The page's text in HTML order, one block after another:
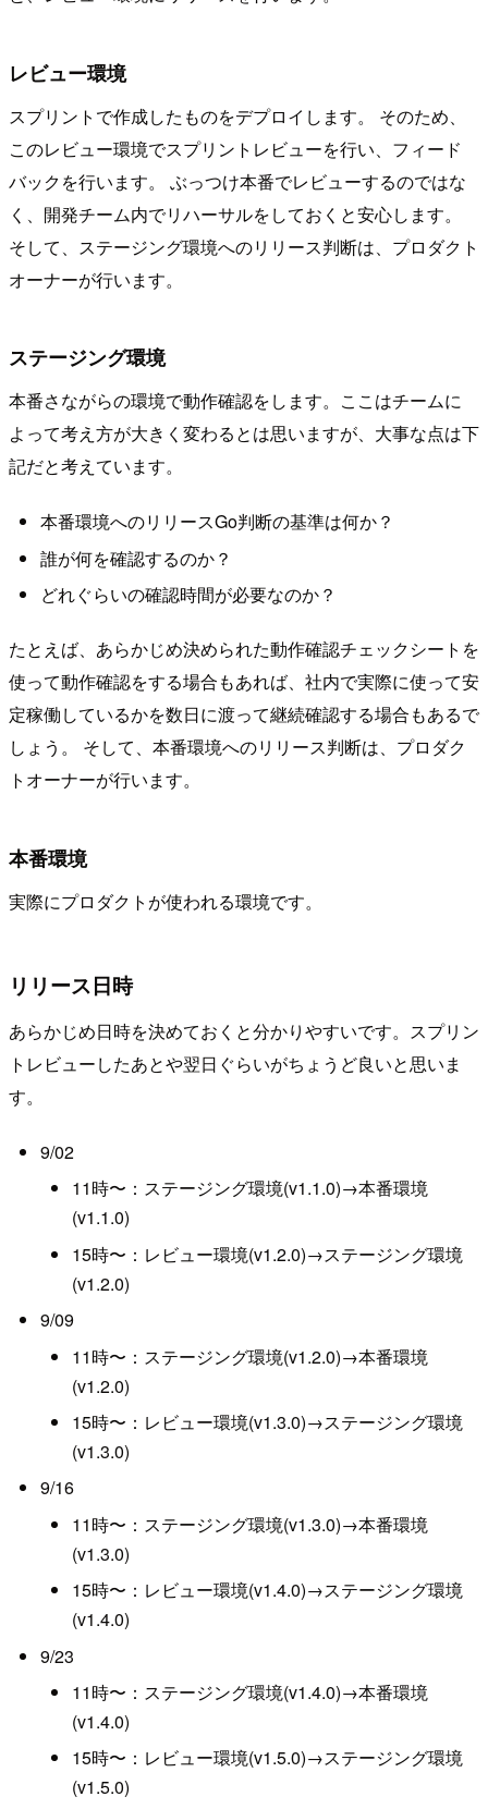
レビュー環境
スプリントで作成したものをデプロイします。 そのため、
このレビュー環境でスプリントレビューを行い、フィード
バックを行います。 ぶっつけ本番でレビューするのではな
く、開発チーム内でリハーサルをしておくと安心します。
そして、ステージング環境へのリリース判断は、プロダクト
オーナーが行います。
ステージング環境
本番さながらの環境で動作確認をします。ここはチームに
よって考え方が大きく変わるとは思いますが、大事な点は下
記だと考えています。
本番環境へのリリースGo判断の基準は何か？
誰が何を確認するのか？
どれぐらいの確認時間が必要なのか？
たとえば、あらかじめ決められた動作確認チェックシートを
使って動作確認をする場合もあれば、社内で実際に使って安
定稼働しているかを数日に渡って継続確認する場合もあるで
しょう。 そして、本番環境へのリリース判断は、プロダク
トオーナーが行います。
本番環境
実際にプロダクトが使われる環境です。
リリース日時
あらかじめ日時を決めておくと分かりやすいです。スプリン
トレビューしたあとや翌日ぐらいがちょうど良いと思いま
す。
9/02
11時〜：ステージング環境(v1.1.0)→本番環境
(v1.1.0)
15時〜：レビュー環境(v1.2.0)→ステージング環境
(v1.2.0)
9/09
11時〜：ステージング環境(v1.2.0)→本番環境
(v1.2.0)
15時〜：レビュー環境(v1.3.0)→ステージング環境
(v1.3.0)
9/16
11時〜：ステージング環境(v1.3.0)→本番環境
(v1.3.0)
15時〜：レビュー環境(v1.4.0)→ステージング環境
(v1.4.0)
9/23
11時〜：ステージング環境(v1.4.0)→本番環境
(v1.4.0)
15時〜：レビュー環境(v1.5.0)→ステージング環境
(v1.5.0)